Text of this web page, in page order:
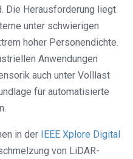
Die Herausforderung liegt
unter schwierigen
hoher Personendichte.
Anwendungen
auch unter Volllast
für automatisierte
in der
IEEE Xplore Digital
von LiDAR-